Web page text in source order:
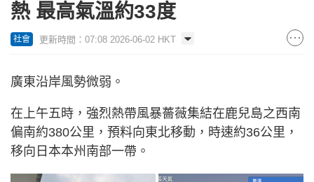
熱 最高氣溫約33度
社會 更新時間：07:08 2026-06-02 HKT
廣東沿岸風勢微弱。
在上午五時，強烈熱帶風暴薔薇集結在鹿兒島之西南
偏南約380公里，預料向東北移動，時速約36公里，
移向日本本州南部一帶。